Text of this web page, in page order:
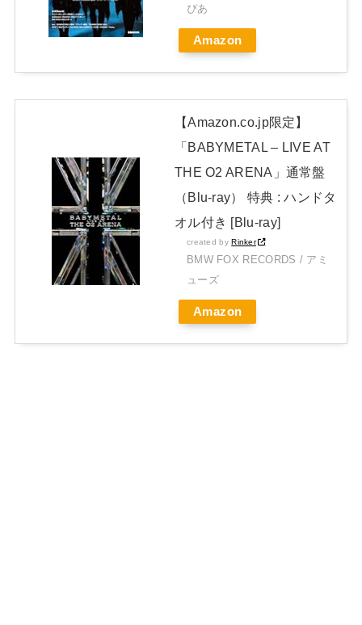
【BABYMETAL】METAL FORTH DELUXE JAPAN EDITION
ぴあ
Amazon
【Amazon.co.jp限定】
「BABYMETAL – LIVE AT
THE O2 ARENA」通常盤
（Blu-ray） 特典 : ハンドタ
オル付き [Blu-ray]
created byRinker
BMW FOX RECORDS / アミ
ューズ
Amazon